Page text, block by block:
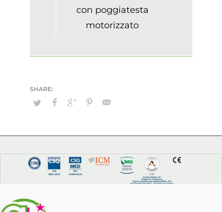
con poggiatesta
motorizzato